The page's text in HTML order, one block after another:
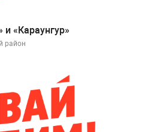
«Караунгур»
район